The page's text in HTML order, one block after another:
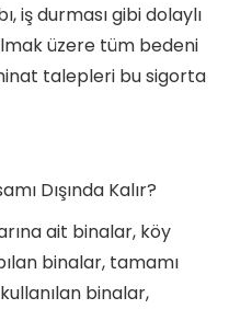
iş durması gibi dolaylı
üzere tüm bedeni
talepleri bu sigorta
Dışında Kalır?
ait binalar, köy
binalar, tamamı
binalar,